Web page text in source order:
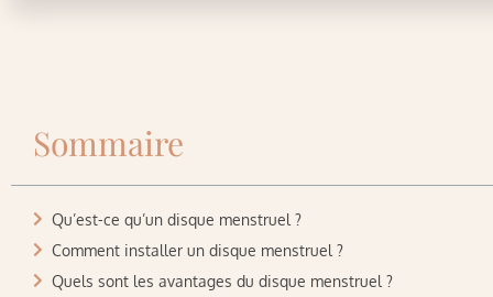
Sommaire
Qu’est-ce qu’un disque menstruel ?
Comment installer un disque menstruel ?
Quels sont les avantages du disque menstruel ?